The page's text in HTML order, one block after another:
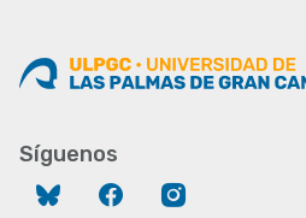
Síguenos
Bluesky Facebook